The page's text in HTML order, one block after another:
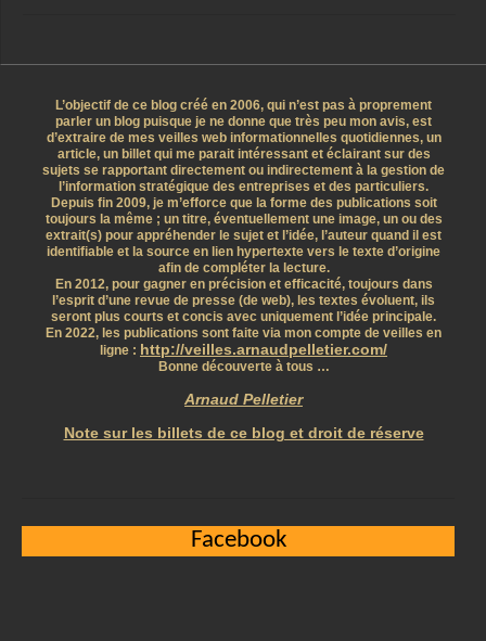
L’objectif de ce blog créé en 2006, qui n’est pas à proprement
parler un blog puisque je ne donne que très peu mon avis, est
d’extraire de mes veilles web informationnelles quotidiennes, un
article, un billet qui me parait intéressant et éclairant sur des
sujets se rapportant directement ou indirectement à la gestion de
l’information stratégique des entreprises et des particuliers.
Depuis fin 2009, je m’efforce que la forme des publications soit
toujours la même ; un titre, éventuellement une image, un ou des
extrait(s) pour appréhender le sujet et l’idée, l’auteur quand il est
identifiable et la source en lien hypertexte vers le texte d’origine
afin de compléter la lecture.
En 2012, pour gagner en précision et efficacité, toujours dans
l’esprit d’une revue de presse (de web), les textes évoluent, ils
seront plus courts et concis avec uniquement l’idée principale.
En 2022, les publications sont faite via mon compte de veilles en
ligne : http://veilles.arnaudpelletier.com/
Bonne découverte à tous …
Arnaud Pelletier
Note sur les billets de ce blog et droit de réserve
Facebook